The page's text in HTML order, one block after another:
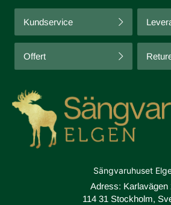
Kundservice
Offert
Sängvaruhuset
Adress: Karlavägen
114 31 Stockholm,